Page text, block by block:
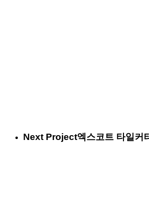
Next Project엑스코트 타일커